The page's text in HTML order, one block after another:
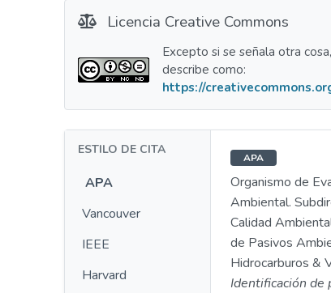
Licencia Creative Commons
Excepto si se señala otra
describe como:
https://
ESTILO DE CITA
APA
Vancouver
IEEE
Harvard
APA
Organismo de
Ambiental.
Calidad
de Pasivos
Hidrocarburos &
Identificación de